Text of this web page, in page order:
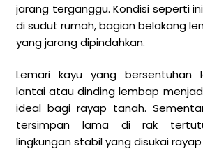
jarang terganggu. Kondisi seperti
di sudut rumah, bagian belakang
yang jarang dipindahkan.
Lemari kayu yang bersentuhan
lantai atau dinding lembap
ideal bagi rayap tanah.
tersimpan lama di rak
lingkungan stabil yang disukai rayap